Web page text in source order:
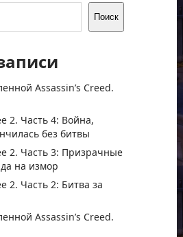
Поиск
Assassin’s Creed.
2. Часть 4: Война,
без битвы
2. Часть 3: Призрачные
на измор
2. Часть 2: Битва за
Assassin’s Creed.